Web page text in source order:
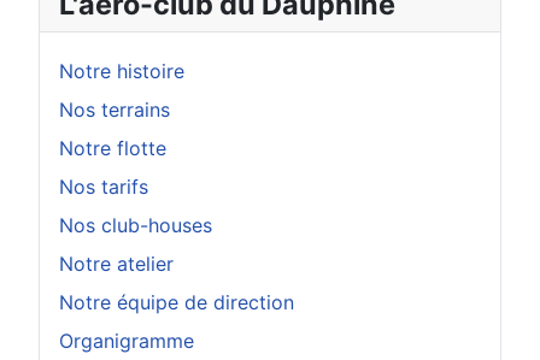
Notre histoire
Nos terrains
Notre flotte
Nos tarifs
Nos club-houses
Notre atelier
Notre équipe de direction
Organigramme